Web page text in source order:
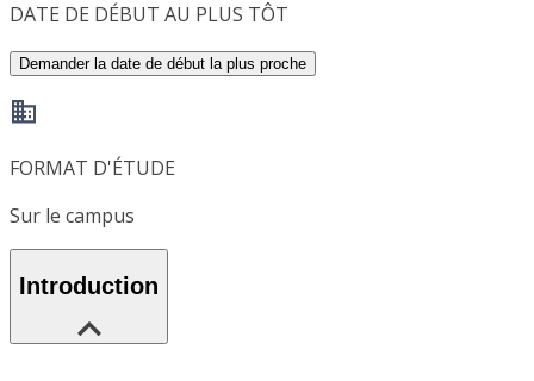
DATE DE DÉBUT AU PLUS TÔT
Demander la date de début la plus proche
FORMAT D'ÉTUDE
Sur le campus
Introduction